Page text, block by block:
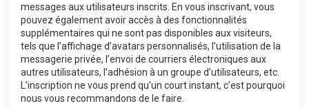
messages aux utilisateurs inscrits. En vous inscrivant, vous
pouvez également avoir accès à des fonctionnalités
supplémentaires qui ne sont pas disponibles aux visiteurs,
tels que l’affichage d’avatars personnalisés, l’utilisation de la
messagerie privée, l’envoi de courriers électroniques aux
autres utilisateurs, l’adhésion à un groupe d’utilisateurs, etc.
L’inscription ne vous prend qu’un court instant, c’est pourquoi
nous vous recommandons de le faire.